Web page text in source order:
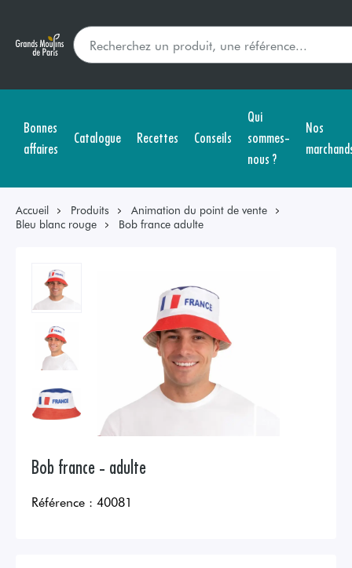
Bonnes
affaires
Catalogue Recettes Conseils
Qui
sommes-
nous ?
Nos
Accueil Produits
Animation du point de vente
Bleu blanc rouge
Bob france adulte
Bob france - adulte
Référence : 40081